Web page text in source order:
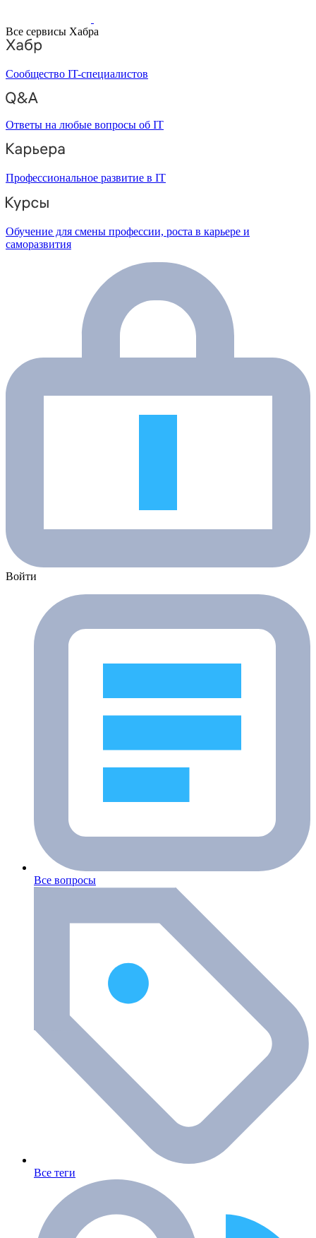
Все сервисы Хабра
Сообщество IT-специалистов
Ответы на любые вопросы об IT
Профессиональное развитие в IT
Обучение для смены профессии, роста в карьере и
саморазвития
Войти
Все вопросы
Все теги